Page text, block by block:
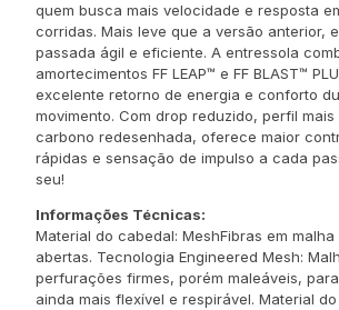
quem busca mais velocidade e resposta
corridas. Mais leve que a versão anterior,
passada ágil e eficiente. A entressola
amortecimentos FF LEAP™ e FF BLAST™
excelente retorno de energia e conforto
movimento. Com drop reduzido, perfil
carbono redesenhada, oferece maior
rápidas e sensação de impulso a cada
seu!
Informações Técnicas:
Material do cabedal: MeshFibras em malha
abertas. Tecnologia Engineered Mesh:
perfurações firmes, porém maleáveis,
ainda mais flexível e respirável. Material